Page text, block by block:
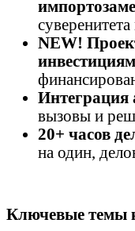
NEW!
Интеграция
вызовы и
20+ часов
на один,
Ключевые темы